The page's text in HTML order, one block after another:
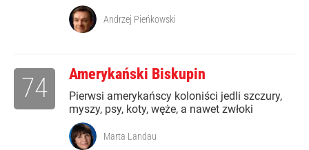
Andrzej Pieńkowski
Amerykański Biskupin
Pierwsi amerykańscy koloniści jedli szczury,
myszy, psy, koty, węże, a nawet zwłoki
74
Marta Landau